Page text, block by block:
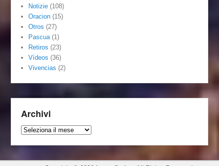
Notizie (108)
Oracion (15)
Otros (27)
Pascua (1)
Retiros (23)
Vídeos (36)
Vivencias (2)
Archivi
Archivi